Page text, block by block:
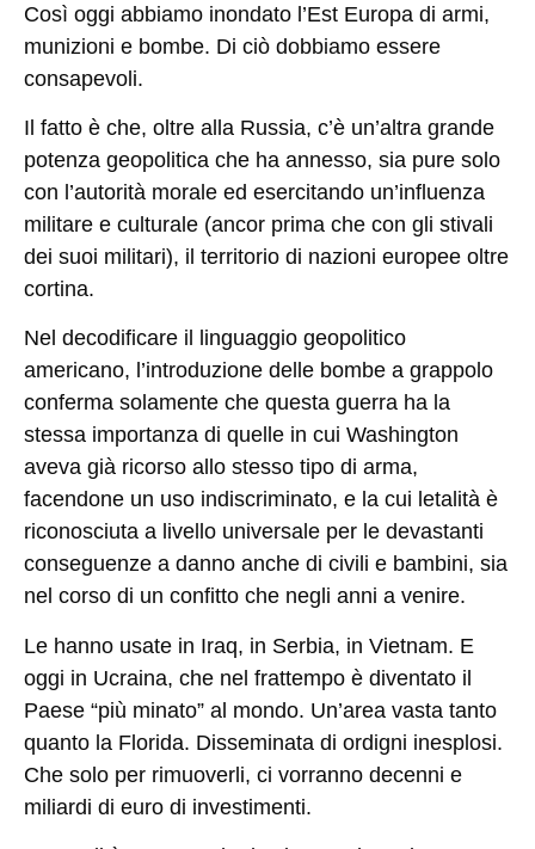
Così oggi abbiamo inondato l’Est Europa di armi,
munizioni e bombe. Di ciò dobbiamo essere
consapevoli.
Il fatto è che, oltre alla Russia, c’è un’altra grande
potenza geopolitica che ha annesso, sia pure solo
con l’autorità morale ed esercitando un’influenza
militare e culturale (ancor prima che con gli stivali
dei suoi militari), il territorio di nazioni europee oltre
cortina.
Nel decodificare il linguaggio geopolitico
americano, l’introduzione delle bombe a grappolo
conferma solamente che questa guerra ha la
stessa importanza di quelle in cui Washington
aveva già ricorso allo stesso tipo di arma,
facendone un uso indiscriminato, e la cui letalità è
riconosciuta a livello universale per le devastanti
conseguenze a danno anche di civili e bambini, sia
nel corso di un confitto che negli anni a venire.
Le hanno usate in Iraq, in Serbia, in Vietnam. E
oggi in Ucraina, che nel frattempo è diventato il
Paese “più minato” al mondo. Un’area vasta tanto
quanto la Florida. Disseminata di ordigni inesplosi.
Che solo per rimuoverli, ci vorranno decenni e
miliardi di euro di investimenti.